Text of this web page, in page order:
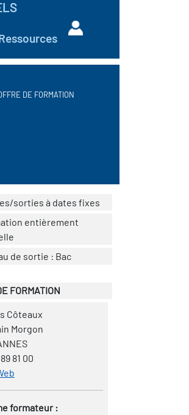
DE FORMATION
sorties à dates fixes
entièrement
de sortie : Bac
FORMATION
Côteaux
Morgon
81 00
formateur :